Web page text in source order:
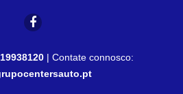
| Contate connosco: